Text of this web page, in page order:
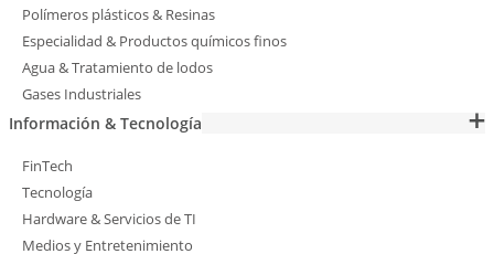
Polímeros plásticos & Resinas
Especialidad & Productos químicos finos
Agua & Tratamiento de lodos
Gases Industriales
Información & Tecnología
FinTech
Tecnología
Hardware & Servicios de TI
Medios y Entretenimiento